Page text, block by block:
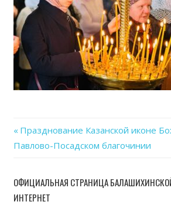
Навигация
записям
Previous
Post:
Празднование Казанской иконе
Павлово-Посадском благочинии
ОФИЦИАЛЬНАЯ СТРАНИЦА
ИНТЕРНЕТ